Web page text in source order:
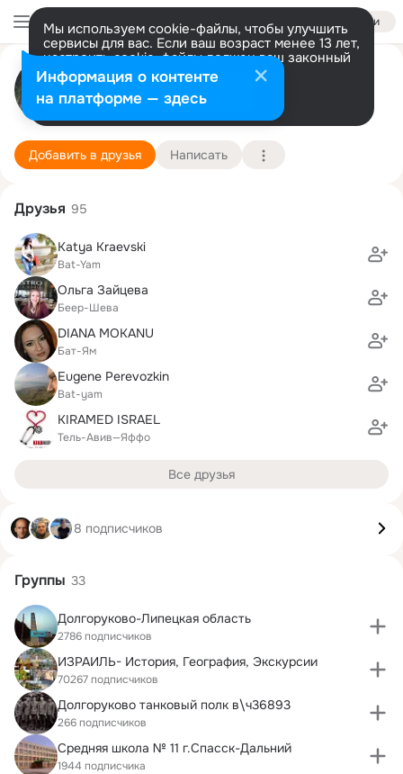
Войти
Мы используем cookie-файлы, чтобы улучшить
сервисы для вас. Если ваш возраст менее 13 лет,
настроить cookie-файлы должен ваш законный
представитель. Больше информации
Разрешить все Настроить
Александр Кругляк
Бат Ям
23 декабря (38 лет)
Школа "Орт Мельтон"
Подробнее
Добавить в друзья Написать
Друзья 95
Katya Kraevski
Bat-Yam
Ольга Зайцева
Беер-Шева
DIANA MOKANU
Бат-Ям
Eugene Perevozkin
Bat-yam
KIRAMED ISRAEL
Тель-Авив—Яффо
Все друзья
8 подписчиков
Группы 33
Долгоруково-Липецкая область
2786 подписчиков
ИЗРАИЛЬ- История, География, Экскурсии
70267 подписчиков
Долгоруково танковый полк в\ч36893
266 подписчиков
Средняя школа № 11 г.Спасск-Дальний
1944 подписчика
Информация о контенте
на платформе — здесь